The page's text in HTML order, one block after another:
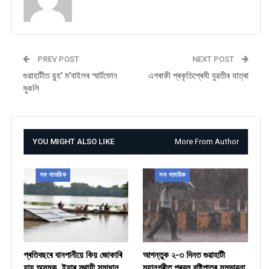
PREV POST
গুৱাহাটীত য়ুহ’ ম’বাইলৰ স্মাৰ্টফোন
মুকলি‌‌‌‌
NEXT POST
এগৰাকী প্ৰকৃতিপ্ৰেমী যুৱতীৰ যাত্ৰা
YOU MIGHT ALSO LIKE More From Author
সম সাময়িক
প্ৰতিবছৰে বানপানীয়ে কিয় জোকাৰি
সম সাময়িক
আগন্তুক ২-৩ দিনত গুৱাহাটী